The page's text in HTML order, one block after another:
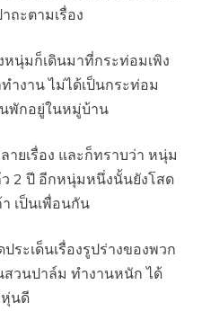
ถะตามเรื่อง
นุ่มก็เดินมาที่กระท่อมเพิง
ำงาน ไม่ได้เป็นกระท่อม
พักอยู่ในหมู่บ้าน
ายเรื่อง และก็ทราบว่า หนุ่ม
2 ปี อีกหนุ่มหนึ่งนั้นยังโสด
เป็นเพื่อนกัน
ระเด็นเรื่องรูปร่างของพวก
สวนปาล์ม ทำงานหนัก ได้
หุ่นดี